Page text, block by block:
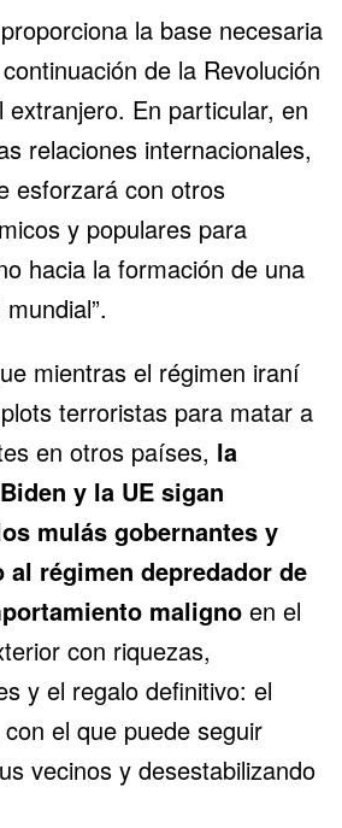
la base necesaria
de la Revolución
En particular, en
relaciones internacionales,
esforzará con otros
y populares para
hacia la formación de una
mientras el régimen iraní
terroristas para matar a
en otros países, la
y la UE sigan
mulás gobernantes y
al régimen depredador de
maligno en el
con riquezas,
y el regalo definitivo: el
el que puede seguir
vecinos y desestabilizando